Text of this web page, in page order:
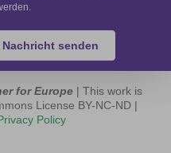
Nachricht senden
for Europe | This work is
License BY-NC-ND |
Policy